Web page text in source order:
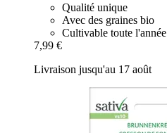
Qualité unique
Avec des graines bio
Cultivable toute l'année
7,99 €
Livraison jusqu'au 17 août